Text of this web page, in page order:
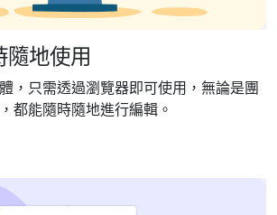
隨地使用
，只需透過瀏覽器即可使用，無論是團
都能隨時隨地進行編輯。